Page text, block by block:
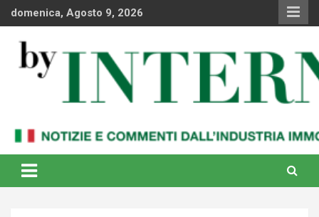
Skipdomenica, Agosto 9, 2026
By Internews
internazionale